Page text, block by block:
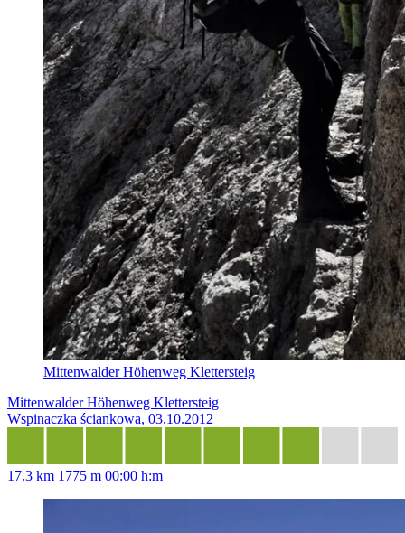
Mittenwalder Höhenweg Klettersteig
Mittenwalder Höhenweg Klettersteig
Wspinaczka ściankowa, 03.10.2012
17,3 km 1775 m 00:00 h:m